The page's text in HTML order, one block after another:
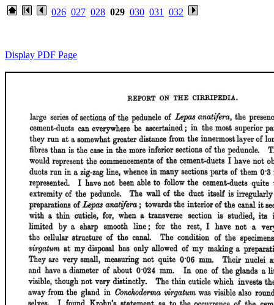
026 027 028 029 030 031 032
Display PDF Page